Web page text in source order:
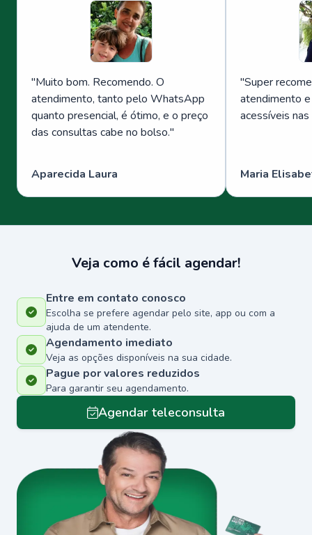
"Muito bom. Recomendo. O
atendimento, tanto pelo WhatsApp
quanto presencial, é ótimo, e o preço
das consultas cabe no bolso."
Aparecida Laura
"Super
atendimento
acessíveis
Maria
Veja como é fácil agendar!
Entre em contato conosco
Escolha se prefere agendar pelo site, app ou com a
ajuda de um atendente.
Agendamento imediato
Veja as opções disponíveis na sua cidade.
Pague por valores reduzidos
Para garantir seu agendamento.
Agendar teleconsulta